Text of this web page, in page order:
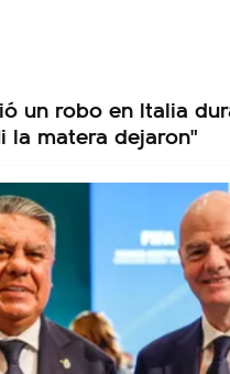
un robo en Italia
la matera dejaron"